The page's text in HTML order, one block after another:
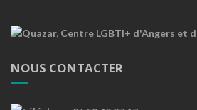
NOUS CONTACTER